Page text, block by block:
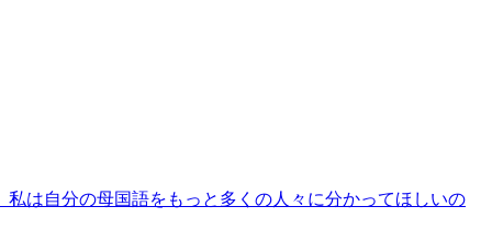
は自分の母国語をもっと多くの人々に分かってほしいの